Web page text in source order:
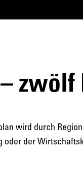
zwölf
wird durch
der